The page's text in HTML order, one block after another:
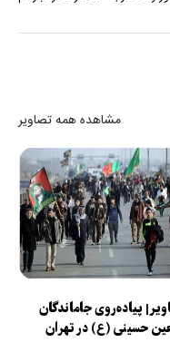
مشاهده همه تصاویر
پیاده‌روی جاماندگان
حسینی (ع) در تهران